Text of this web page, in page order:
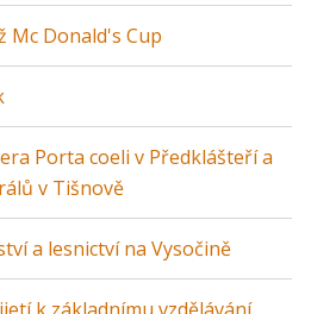
Mc Donald's Cup
Porta coeli v Předklášteří a
v Tišnově
a lesnictví na Vysočině